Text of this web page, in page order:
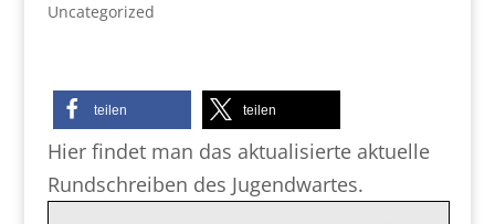
Uncategorized
teilen teilen
Hier findet man das aktualisierte aktuelle
Rundschreiben des Jugendwartes.